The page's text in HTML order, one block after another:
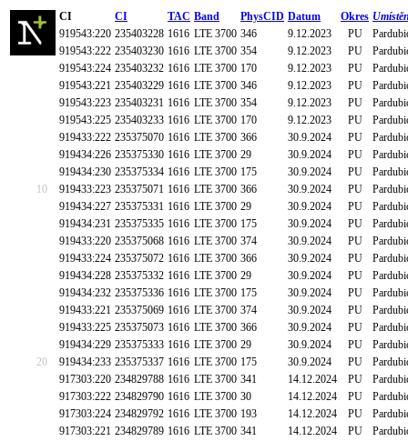
CI CI TAC Band PhysCID Datum Okres
919543:220 235403228 1616 LTE 3700 346 9.12.2023 PU
919543:222 235403230 1616 LTE 3700 354 9.12.2023 PU
919543:224 235403232 1616 LTE 3700 170 9.12.2023 PU
919543:221 235403229 1616 LTE 3700 346 9.12.2023 PU
919543:223 235403231 1616 LTE 3700 354 9.12.2023 PU
919543:225 235403233 1616 LTE 3700 170 9.12.2023 PU
919433:222 235375070 1616 LTE 3700 366 30.9.2024 PU
919434:226 235375330 1616 LTE 3700 29 30.9.2024 PU
919434:230 235375334 1616 LTE 3700 175 30.9.2024 PU
10
919433:223 235375071 1616 LTE 3700 366 30.9.2024 PU
919434:227 235375331 1616 LTE 3700 29 30.9.2024 PU
919434:231 235375335 1616 LTE 3700 175 30.9.2024 PU
919433:220 235375068 1616 LTE 3700 374 30.9.2024 PU
919433:224 235375072 1616 LTE 3700 366 30.9.2024 PU
919434:228 235375332 1616 LTE 3700 29 30.9.2024 PU
919434:232 235375336 1616 LTE 3700 175 30.9.2024 PU
919433:221 235375069 1616 LTE 3700 374 30.9.2024 PU
919433:225 235375073 1616 LTE 3700 366 30.9.2024 PU
919434:229 235375333 1616 LTE 3700 29 30.9.2024 PU
20
919434:233 235375337 1616 LTE 3700 175 30.9.2024 PU
917303:220 234829788 1616 LTE 3700 341 14.12.2024 PU
917303:222 234829790 1616 LTE 3700 30 14.12.2024 PU
917303:224 234829792 1616 LTE 3700 193 14.12.2024 PU
917303:221 234829789 1616 LTE 3700 341 14.12.2024 PU